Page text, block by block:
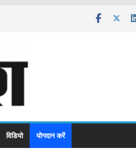
विडियो योगदान करें